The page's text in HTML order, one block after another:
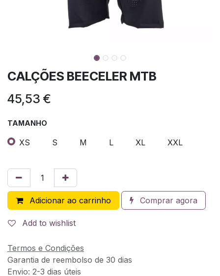
CALÇÕES BEECELER MTB
45,53 €
TAMANHO
XS S M L XL XXL
Adicionar ao carrinho Comprar agora
Add to wishlist
Termos e Condições
Garantia de reembolso de 30 dias
Envio: 2-3 dias úteis